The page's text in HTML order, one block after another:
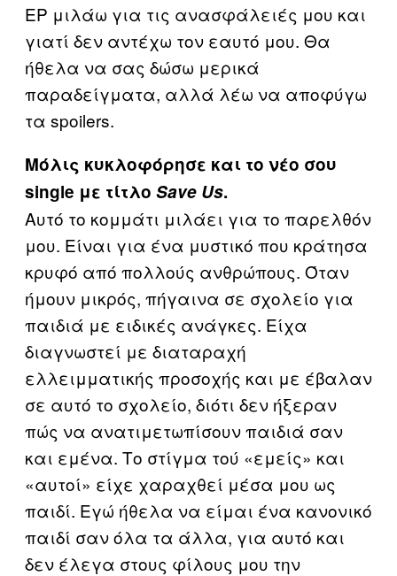
EP μιλάω για τις ανασφάλειές μου και
γιατί δεν αντέχω τον εαυτό μου. Θα
ήθελα να σας δώσω μερικά
παραδείγματα, αλλά λέω να αποφύγω
τα spoilers.
Μόλις κυκλοφόρησε και το νέο σου
single με τίτλο Save Us.
Αυτό το κομμάτι μιλάει για το παρελθόν
μου. Είναι για ένα μυστικό που κράτησα
κρυφό από πολλούς ανθρώπους. Όταν
ήμουν μικρός, πήγαινα σε σχολείο για
παιδιά με ειδικές ανάγκες. Είχα
διαγνωστεί με διαταραχή
ελλειμματικής προσοχής και με έβαλαν
σε αυτό το σχολείο, διότι δεν ήξεραν
πώς να ανατιμετωπίσουν παιδιά σαν
και εμένα. Το στίγμα τού «εμείς» και
«αυτοί» είχε χαραχθεί μέσα μου ως
παιδί. Εγώ ήθελα να είμαι ένα κανονικό
παιδί σαν όλα τα άλλα, για αυτό και
δεν έλεγα στους φίλους μου την